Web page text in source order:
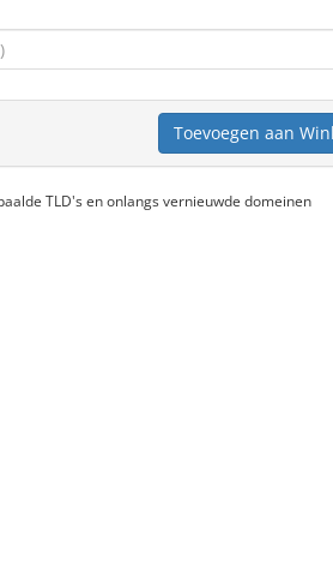
Toevoegen aan
TLD's en onlangs vernieuwde domeinen